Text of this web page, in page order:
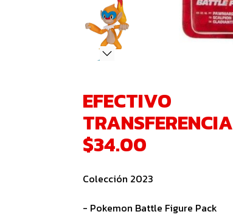
EFECTIVO
TRANSFERENCIA
$34.00
Colección 2023
- Pokemon Battle Figure Pack